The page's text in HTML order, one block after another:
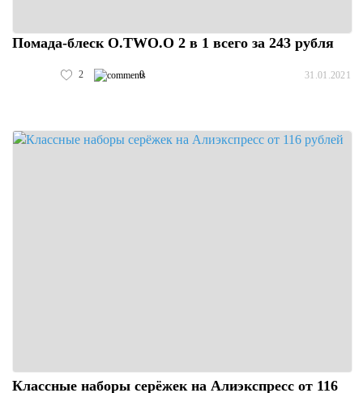
Помада-блеск O.TWO.O 2 в 1 всего за 243 рубля
2 0 31.01.2021
Классные наборы серёжек на Алиэкспресс от 116